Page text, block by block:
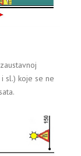
sl.) koje se ne